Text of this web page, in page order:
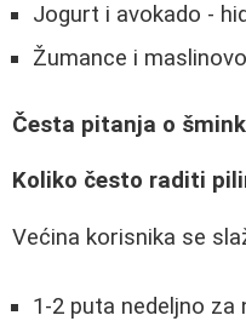
Jogurt i avokado -
Žumance i
Česta pitanja o
Koliko često raditi
Većina korisnika se
1-2 puta nedeljno za